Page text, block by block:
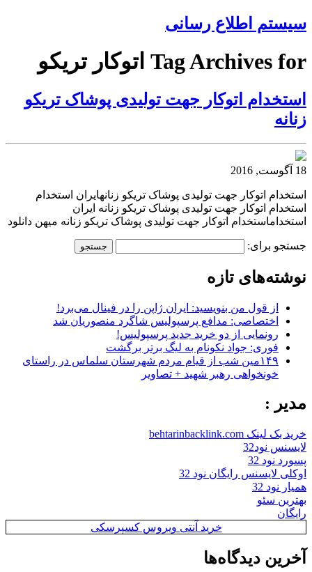
سیستم اطلاع رسانی
Tag Archives for اتوکار تریکو
استخدام اتوکار جهت تولیدی پوشاک تریکو
زنانه
18 آگوست, 2016
استخدام اتوکار جهت تولیدی پوشاک تریکو زنانهایران استخدام
استخدام اتوکار جهت تولیدی پوشاک تریکو زنانه ایران
استخداماستخدام اتوکار جهت تولیدی پوشاک تریکو زنانه میهن دانلود
جستجو برای:
نوشته‌های تازه
از قول من بنویسید: ایران ژاپن را در فینال می‌برد!
اختصاصی: مدافع پرسپولیس شاگرد منصوریان شد
رونمایی از دو خرید جدید پرسپولیس!
فوری: جواد نکونام به لیگ برتر برگشت
۱۴۹مین شب از قیام مردم شهرستان سلماس در راستای
خونخواهی رهبر شهید + تصاویر
مدیر :
خرید بک لینک behtarinbacklink.com
لایسنس نود32
پسورد نود 32
اوکلی لایسنس رایگان نود 32
همیار نود 32
بهترین سئو
رایگان
خرید آنتی ویروس کسپرسکی
آخرین دیدگاه‌ها